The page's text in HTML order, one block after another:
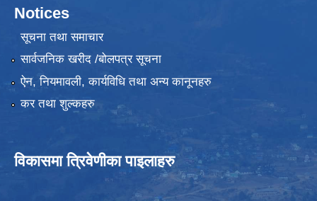
Notices
सूचना तथा समाचार
सार्वजनिक खरीद /बोलपत्र सूचना
ऐन, नियमावली, कार्यविधि तथा अन्य कानूनहरु
कर तथा शुल्कहरु
विकासमा त्रिवेणीका पाइलाहरु